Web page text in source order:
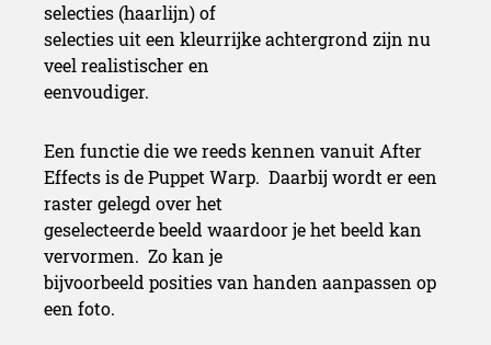
selecties (haarlijn) of
selecties uit een kleurrijke achtergrond zijn nu
veel realistischer en
eenvoudiger.
Een functie die we reeds kennen vanuit After
Effects is de Puppet Warp. Daarbij wordt er een
raster gelegd over het
geselecteerde beeld waardoor je het beeld kan
vervormen. Zo kan je
bijvoorbeeld posities van handen aanpassen op
een foto.